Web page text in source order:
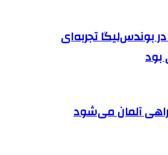
بوندس‌لیگا تجربه‌ای
آلمان می‌شود